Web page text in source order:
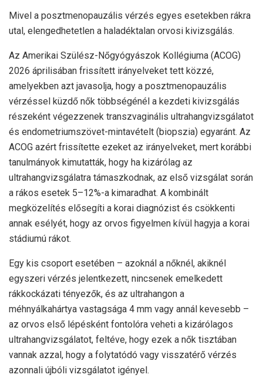
Mivel a posztmenopauzális vérzés egyes esetekben rákra
utal, elengedhetetlen a haladéktalan orvosi kivizsgálás.
Az Amerikai Szülész-Nőgyógyászok Kollégiuma (ACOG)
2026 áprilisában frissített irányelveket tett közzé,
amelyekben azt javasolja, hogy a posztmenopauzális
vérzéssel küzdő nők többségénél a kezdeti kivizsgálás
részeként végezzenek transzvaginális ultrahangvizsgálatot
és endometriumszövet-mintavételt (biopszia) egyaránt. Az
ACOG azért frissítette ezeket az irányelveket, mert korábbi
tanulmányok kimutatták, hogy ha kizárólag az
ultrahangvizsgálatra támaszkodnak, az első vizsgálat során
a rákos esetek 5–12%-a kimaradhat. A kombinált
megközelítés elősegíti a korai diagnózist és csökkenti
annak esélyét, hogy az orvos figyelmen kívül hagyja a korai
stádiumú rákot.
Egy kis csoport esetében – azoknál a nőknél, akiknél
egyszeri vérzés jelentkezett, nincsenek emelkedett
rákkockázati tényezők, és az ultrahangon a
méhnyálkahártya vastagsága 4 mm vagy annál kevesebb –
az orvos első lépésként fontolóra veheti a kizárólagos
ultrahangvizsgálatot, feltéve, hogy ezek a nők tisztában
vannak azzal, hogy a folytatódó vagy visszatérő vérzés
azonnali újbóli vizsgálatot igényel.